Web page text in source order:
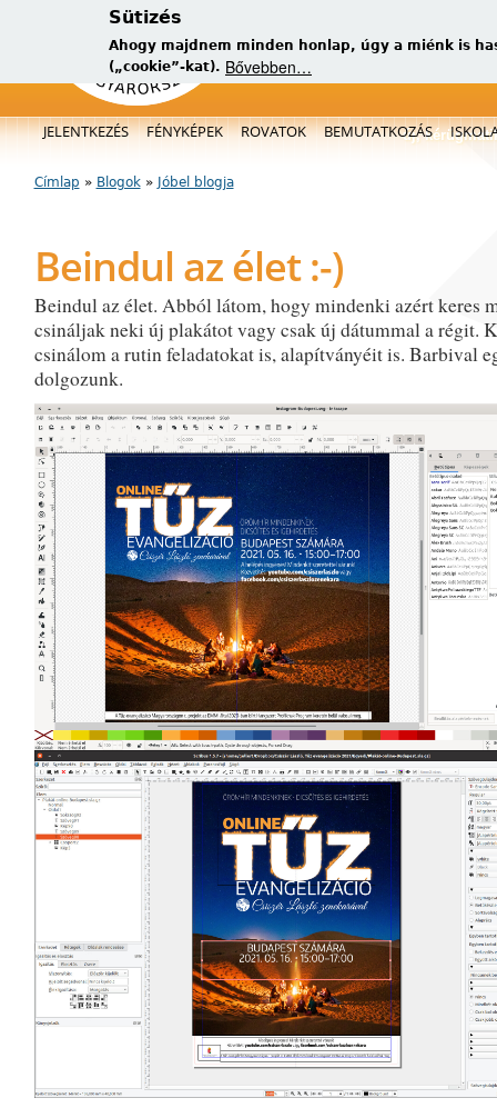
Sütizés
Ahogy majdnem minden honlap, úgy a miénk is
(„cookie”-kat). Bővebben…
új,
Főmenü
JELENTKEZÉS FÉNYKÉPEK ROVATOK BEMUTATKOZÁS
Jelenlegi hely
Címlap » Blogok» Jóbel blogja
Beindul az élet :-)
Beindul az élet. Abból látom, hogy mindenki azért keres
csináljak neki új plakátot vagy csak új dátummal a régit.
csinálom a rutin feladatokat is, alapítványéit is. Barbival
dolgozunk.